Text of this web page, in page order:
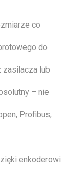
co
do
zasilacza lub
– nie
Profibus,
enkoderowi